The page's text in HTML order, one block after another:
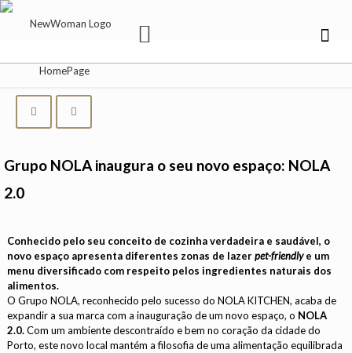
Grupo NOLA inaugura o seu novo espaço: NOLA
2.0
Conhecido pelo seu conceito de cozinha verdadeira e saudável, o
novo espaço apresenta diferentes zonas de lazer pet-friendly e um
menu diversificado com respeito pelos ingredientes naturais dos
alimentos.
O Grupo NOLA, reconhecido pelo sucesso do NOLA KITCHEN, acaba de
expandir a sua marca com a inauguração de um novo espaço, o NOLA
2.0. Com um ambiente descontraído e bem no coração da cidade do
Porto, este novo local mantém a filosofia de uma alimentação equilibrada